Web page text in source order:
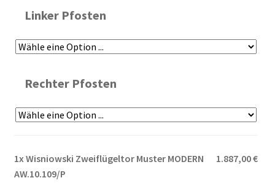
Linker Pfosten
Rechter Pfosten
1x Wisniowski Zweiflügeltor Muster MODERN
AW.10.109/P
1.887,00 €